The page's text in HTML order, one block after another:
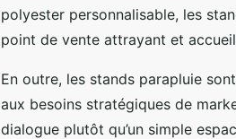
polyester personnalisable, les
point de vente attrayant et
En outre, les stands parapluie
aux besoins stratégiques de
dialogue plutôt qu’un simple